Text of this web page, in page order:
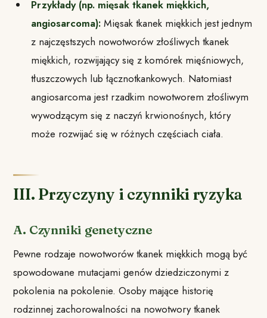
Przykłady (np. mięsak tkanek miękkich,
angiosarcoma):Mięsak tkanek miękkich jest jednym
z najczęstszych nowotworów złośliwych tkanek
miękkich, rozwijający się z komórek mięśniowych,
tłuszczowych lub łącznotkankowych. Natomiast
angiosarcoma jest rzadkim nowotworem złośliwym
wywodzącym się z naczyń krwionośnych, który
może rozwijać się w różnych częściach ciała.
III. Przyczyny i czynniki ryzyka
A. Czynniki genetyczne
Pewne rodzaje nowotworów tkanek miękkich mogą być
spowodowane mutacjami genów dziedziczonymi z
pokolenia na pokolenie. Osoby mające historię
rodzinnej zachorowalności na nowotwory tkanek